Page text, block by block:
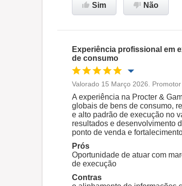
Recomenda esta empresa
Sim Não
Experiência profissional em
de consumo
Oportunidade de promoção
Ambiente de trabalho
Valorado 15 Março 2026.
A experiência na Procter &
globais de bens de consumo,
e alto padrão de execução no
resultados e desenvolvimento
ponto de venda e
Prós
Oportunidade de atuar com
de execução
Contras